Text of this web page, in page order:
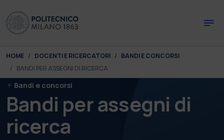
You are here:
HOME DOCENTI E RICERCATORI
BANDI E CONCORSI
BANDI PER ASSEGNI DI RICERCA
Bandi e concorsi
Bandi per assegni di
ricerca